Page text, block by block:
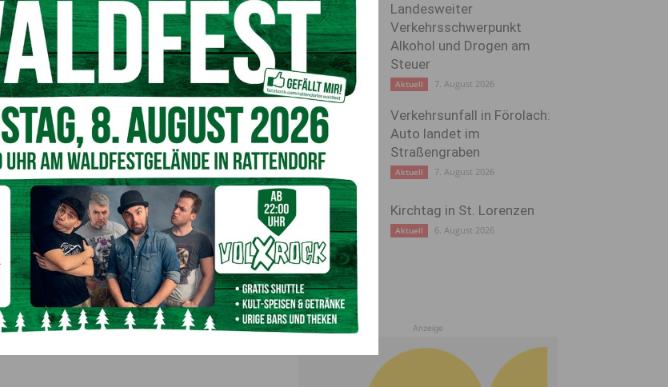
wurde aus dem Fahrzeug geschleudert und
auf den Forstweg zu gelangen, und seinen
mit Verletzungen unbestimmten Grades zuerst
Gelände. Die Bergung gestaltet sich
Nächster Artikel
Wetterwarnung für den Bezirk Völkermarkt
Landesweiter
Verkehrsschwerpunkt
Alkohol und Drogen am
Steuer
Aktuell 7. August 2026
Verkehrsunfall in Förolach:
Auto landet im
Straßengraben
Aktuell 7. August 2026
Kirchtag in St. Lorenzen
Aktuell 6. August 2026
Anzeige